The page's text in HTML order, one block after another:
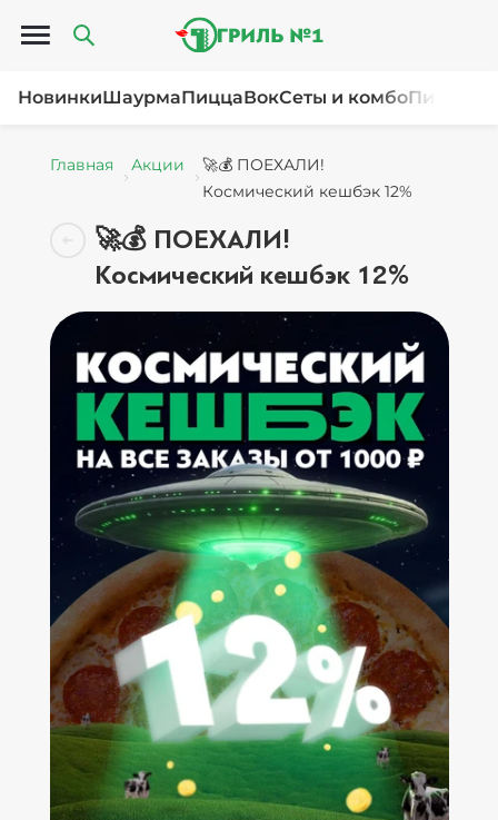
Открыть меню
НовинкиШаурмаПиццаВокСеты и комбоПироги
Главная Акции
🚀💰 ПОЕХАЛИ!
Космический кешбэк 12%
🚀💰 ПОЕХАЛИ!
Космический кешбэк 12%